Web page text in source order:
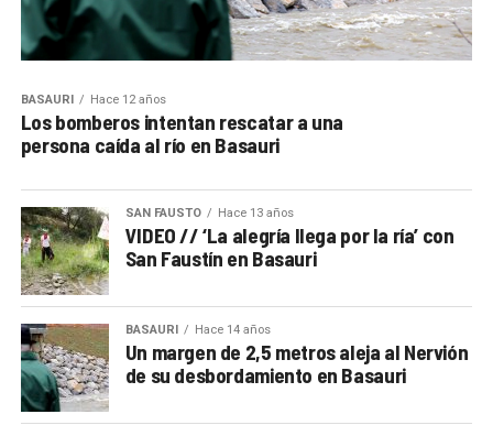
BASAURI Hace 12 años
Los bomberos intentan rescatar a una
persona caída al río en Basauri
SAN FAUSTO Hace 13 años
VIDEO // ‘La alegría llega por la ría’ con
San Faustín en Basauri
BASAURI Hace 14 años
Un margen de 2,5 metros aleja al Nervión
de su desbordamiento en Basauri